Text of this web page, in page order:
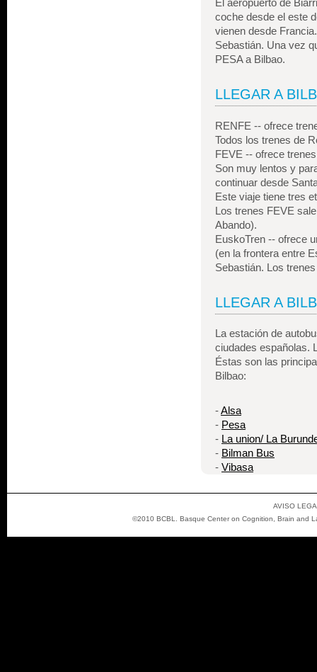
El aeropuerto de
coche desde el este
vienen desde
Sebastián. Una vez
PESA a Bilbao.
LLEGAR A
RENFE -- ofrece
Todos los trenes de
FEVE -- ofrece
Son muy lentos y
continuar desde
Este viaje tiene tres
Los trenes FEVE
Abando).
EuskoTren -- ofrece
(en la frontera entre
Sebastián. Los
LLEGAR A
La estación de
ciudades españolas.
Éstas son las
Bilbao:
-Alsa
- Pesa
- La union/ La
- Bilman Bus
- Vibasa
AVISO
©2010 BCBL. Basque Center on Cognition, Brain and